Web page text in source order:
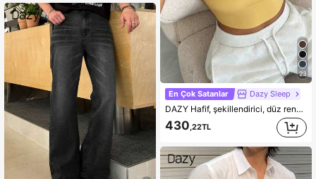
23
En Çok Satanlar Dazy Sleep
DAZY Hafif, şekillendirici, düz renkli, minimalist spor sütyeni, dış giyim olarak da giyilebilir.
430,22TL